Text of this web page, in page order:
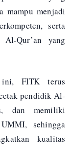
mampu menjadi
serta
Al-Qur’an yang
ini, FITK terus
pendidik Al-
dan memiliki
sehingga
kualitas